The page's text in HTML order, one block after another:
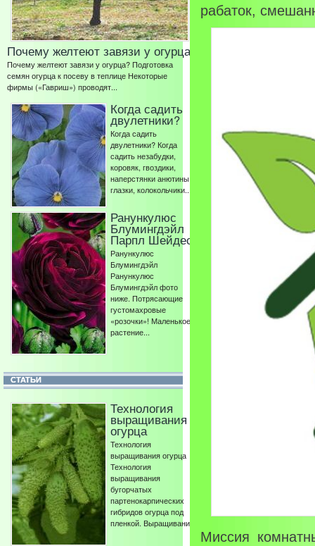
Почему желтеют завязи у огурца
Почему желтеют завязи у огурца? Подготовка
семян огурца к посеву в теплице Некоторые
фирмы («Гавриш») проводят...
Когда садить
двулетники?
Когда садить
двулетники? Когда
садить незабудки,
коровяк, гвоздики,
наперстянки анютины
глазки, колокольчики...
Ранункулюс
Блумингдэйл
Парпл Шейдес
Ранункулюс
Блумингдэйл
Ранункулюс
Блумингдэйл фото
ниже. Потрясающие
густомахровые
«розочки»! Маленькое
растение...
СТАТЬИ
Технология
выращивания
огурца
Технология
выращивания огурца
Технология
выращивания
бугорчатых
партенокарпических
гибридов огурца под
пленкой. Выращивание...
рабаток,
Миссия